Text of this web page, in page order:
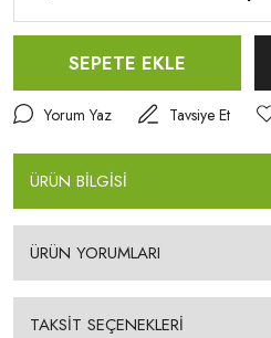
SEPETE EKLE
Yorum Yaz Tavsiye Et
ÜRÜN BİLGİSİ
ÜRÜN YORUMLARI
TAKSİT SEÇENEKLERİ